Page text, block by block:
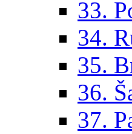
33.
34.
35.
36.
37.